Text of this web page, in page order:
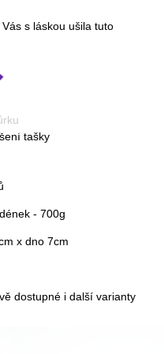
s láskou ušila tuto
tašky
- 700g
x dno 7cm
dostupné i další varianty